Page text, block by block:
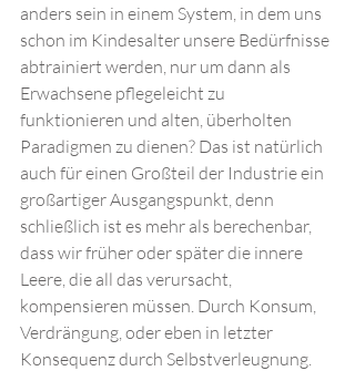
anders sein in einem System, in dem uns
schon im Kindesalter unsere Bedürfnisse
abtrainiert werden, nur um dann als
Erwachsene pflegeleicht zu
funktionieren und alten, überholten
Paradigmen zu dienen? Das ist natürlich
auch für einen Großteil der Industrie ein
großartiger Ausgangspunkt, denn
schließlich ist es mehr als berechenbar,
dass wir früher oder später die innere
Leere, die all das verursacht,
kompensieren müssen. Durch Konsum,
Verdrängung, oder eben in letzter
Konsequenz durch Selbstverleugnung.